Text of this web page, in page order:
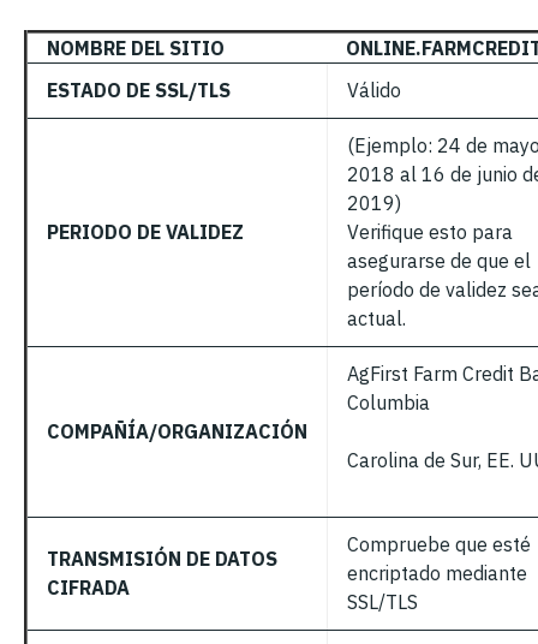
NOMBRE DEL SITIO
ESTADO DE SSL/TLS
Válido
PERIODO DE VALIDEZ
(Ejemplo: 24 de
2018 al 16 de junio
2019)
Verifique esto para
asegurarse de que el
período de validez
actual.
COMPAÑÍA/ORGANIZACIÓN
AgFirst Farm Credit
Columbia
Carolina de Sur, EE.
TRANSMISIÓN DE DATOS
CIFRADA
Compruebe que esté
encriptado mediante
SSL/TLS